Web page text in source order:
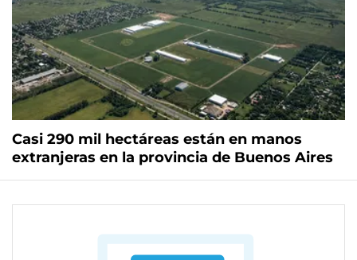
Casi 290 mil hectáreas están en manos
extranjeras en la provincia de Buenos Aires